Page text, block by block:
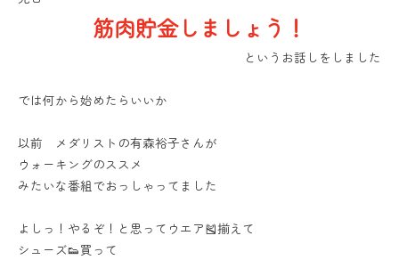
筋肉貯金しましょう！
というお話しをしました
では何から始めたらいいか
以前 メダリストの有森裕子さんが
ウォーキングのススメ
みたいな番組でおっしゃってました
よしっ！やるぞ！と思ってウエア🎽揃えて
シューズ👟買って